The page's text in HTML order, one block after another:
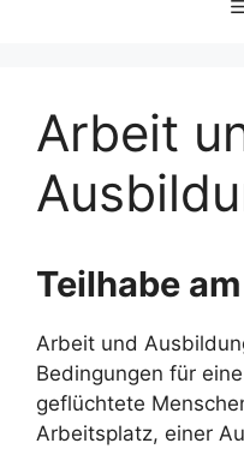
Arbeit
Teilhabe
Arbeit und
Bedingungen für
geflüchtete
Arbeitsplatz, einer